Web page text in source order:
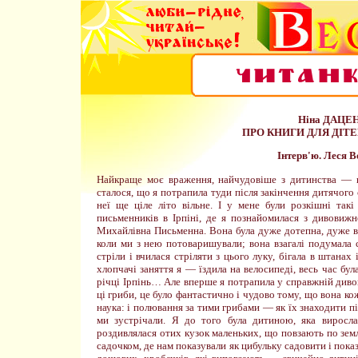
Ніна
ПРО КНИГИ ДЛЯ
Інтерв'ю. Леся
Найкраще моє враження, найчудовіше з дитинства —
сталося, що я потрапила туди після закінчення
неї ще ціле літо вільне. І у мене були розкішні
письменників в Ірпіні, де я познайомилася з
Михайлівна Письменна. Вона була дуже дотепна, дуже
коли ми з нею потоваришували; вона взагалі
стріли і вчилася стріляти з цього луку, бігала в
хлопчачі заняття я — їздила на велосипеді, весь час
річці Ірпінь… Але вперше я потрапила у справжній
ці гриби, це було фантастично і чудово тому, що вона
наука: і полювання за тими грибами — як їх знаходити
ми зустрічали. Я до того була дитиною, яка
роздивлялася отих кузок маленьких, що повзають по
садочком, де нам показували як цибульку садовити і